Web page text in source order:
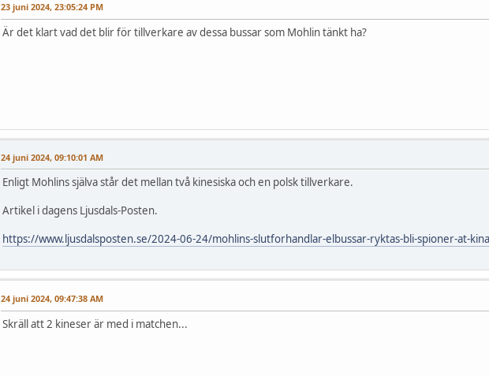
23 juni 2024, 23:05:24 PM
Är det klart vad det blir för tillverkare av dessa bussar som Mohlin tänkt ha?
24 juni 2024, 09:10:01 AM
Enligt Mohlins själva står det mellan två kinesiska och en polsk tillverkare.
Artikel i dagens Ljusdals-Posten.
https://www.ljusdalsposten.se/2024-06-24/mohlins-slutforhandlar-elbussar-ryktas-bli-spioner-at-
24 juni 2024, 09:47:38 AM
Skräll att 2 kineser är med i matchen...